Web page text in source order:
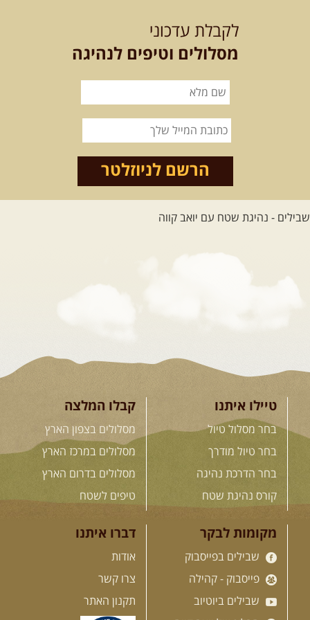
מסעות בעולם
קירגיסטאן – בעקבות הנוודים,
והמרגשות בעולם. קירגיסטאן היא לא ...
26.08-02.09.2026 - גאורגיה,
המגדלים של הקווקז
הקווקז הגבוה מחכה לכם: נתיבי שטח
מרהיבים, פסגות מושלגות, אירוח ...
[המשך]
בין רכס הקווקז הנמוך לגבוה, בין נהרות
שוצפים למעברי הרים ...
לכל המסעות בעולם
. הדרכות נהיגה .
21.08.2026 שישי- קורס נהיגת
שטח בקבוצה
נהיגת שטח יכולה להיות חוויה נהדרת
אם לומדים לעשות אותה ...[המשך]
לקבלת עדכוני
מסלולים וטיפים לנהיגה
הרשם לניוזלטר
טיילו איתנו
בחר מסלול טיול
בחר טיול מודרך
בחר הדרכת נהיגה
קורס נהיגת שטח
קבלו המלצה
מסלולים בצפון הארץ
מסלולים במרכז הארץ
מסלולים בדרום הארץ
טיפים לשטח
מקומות לבקר
שבילים בפייסבוק
פייסבוק - קהילה
שבילים ביוטיוב
דברו איתנו
אודות
צרו קשר
תקנון האתר